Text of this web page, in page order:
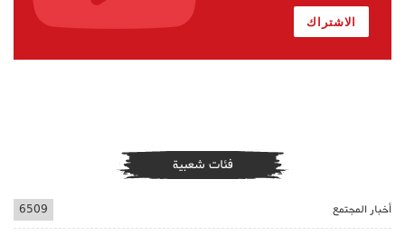
الاشتراك
فئات شعبية
أخبار المجتمع 6509